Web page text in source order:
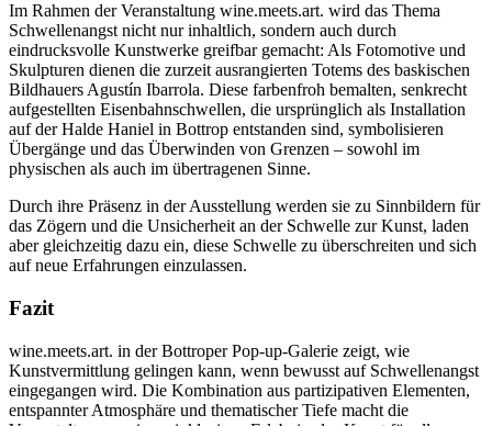
Im Rahmen der Veranstaltung wine.meets.art. wird das Thema
Schwellenangst nicht nur inhaltlich, sondern auch durch
eindrucksvolle Kunstwerke greifbar gemacht: Als Fotomotive und
Skulpturen dienen die zurzeit ausrangierten Totems des baskischen
Bildhauers Agustín Ibarrola. Diese farbenfroh bemalten, senkrecht
aufgestellten Eisenbahnschwellen, die ursprünglich als Installation
auf der Halde Haniel in Bottrop entstanden sind, symbolisieren
Übergänge und das Überwinden von Grenzen – sowohl im
physischen als auch im übertragenen Sinne.
Durch ihre Präsenz in der Ausstellung werden sie zu Sinnbildern für
das Zögern und die Unsicherheit an der Schwelle zur Kunst, laden
aber gleichzeitig dazu ein, diese Schwelle zu überschreiten und sich
auf neue Erfahrungen einzulassen.
Fazit
wine.meets.art. in der Bottroper Pop-up-Galerie zeigt, wie
Kunstvermittlung gelingen kann, wenn bewusst auf Schwellenangst
eingegangen wird. Die Kombination aus partizipativen Elementen,
entspannter Atmosphäre und thematischer Tiefe macht die